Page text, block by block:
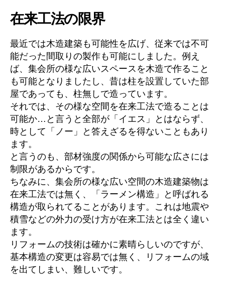
在来工法の限界
最近では木造建築も可能性を広げ、従来では不可
能だった間取りの製作も可能にしました。例え
ば、集会所の様な広いスペースを木造で作ること
も可能となりましたし、昔は柱を設置していた部
屋であっても、柱無しで造っています。
それでは、その様な空間を在来工法で造ることは
可能か…と言うと全部が「イエス」とはならず、
時として「ノー」と答えざるを得ないこともあり
ます。
と言うのも、部材強度の関係から可能な広さには
制限があるからです。
ちなみに、集会所の様な広い空間の木造建築物は
在来工法では無く、「ラーメン構造」と呼ばれる
構造が取られてることがあります。これは地震や
積雪などの外力の受け方が在来工法とは全く違い
ます。
リフォームの技術は確かに素晴らしいのですが、
基本構造の変更は容易では無く、リフォームの域
を出てしまい、難しいです。